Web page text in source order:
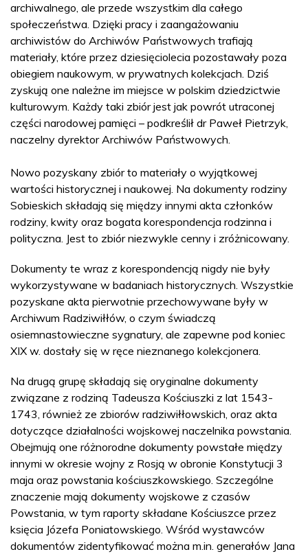
archiwalnego, ale przede wszystkim dla całego
społeczeństwa. Dzięki pracy i zaangażowaniu
archiwistów do Archiwów Państwowych trafiają
materiały, które przez dziesięciolecia pozostawały poza
obiegiem naukowym, w prywatnych kolekcjach. Dziś
zyskują one należne im miejsce w polskim dziedzictwie
kulturowym. Każdy taki zbiór jest jak powrót utraconej
części narodowej pamięci – podkreślił dr Paweł Pietrzyk,
naczelny dyrektor Archiwów Państwowych.
Nowo pozyskany zbiór to materiały o wyjątkowej
wartości historycznej i naukowej. Na dokumenty rodziny
Sobieskich składają się między innymi akta członków
rodziny, kwity oraz bogata korespondencja rodzinna i
polityczna. Jest to zbiór niezwykle cenny i zróżnicowany.
Dokumenty te wraz z korespondencją nigdy nie były
wykorzystywane w badaniach historycznych. Wszystkie
pozyskane akta pierwotnie przechowywane były w
Archiwum Radziwiłłów, o czym świadczą
osiemnastowieczne sygnatury, ale zapewne pod koniec
XIX w. dostały się w ręce nieznanego kolekcjonera.
Na drugą grupę składają się oryginalne dokumenty
związane z rodziną Tadeusza Kościuszki z lat 1543-
1743, również ze zbiorów radziwiłłowskich, oraz akta
dotyczące działalności wojskowej naczelnika powstania.
Obejmują one różnorodne dokumenty powstałe między
innymi w okresie wojny z Rosją w obronie Konstytucji 3
maja oraz powstania kościuszkowskiego. Szczególne
znaczenie mają dokumenty wojskowe z czasów
Powstania, w tym raporty składane Kościuszce przez
księcia Józefa Poniatowskiego. Wśród wystawców
dokumentów zidentyfikować można m.in. generałów Jana